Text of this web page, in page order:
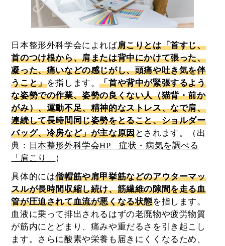
日本整形外科学会によれば肩こりとは「首すじ、
首のつけ根から、肩または背中にかけて張った、
凝った、痛いなどの感じがし、頭痛や吐き気を伴
うこと」を指します。「首や背中が緊張するよう
な姿勢での作業、姿勢の良くない人（猫背・前か
がみ）、運動不足、精神的なストレス、なで肩、
連続して長時間同じ姿勢をとること、ショルダー
バッグ、冷房など」が主な原因とされます。（出
典：
日本整形外科学会HP 症状・病気を調べる
「肩こり」 ）
具体的には僧帽筋や肩甲挙筋などのアウターマッ
スルが長時間収縮し続け、筋繊維の隙間を走る血
管が圧迫されて血流が悪くなる状態を指します。
血液に乗って排出されるはずの老廃物や疲労物質
が筋内にとどまり、痛みや重だるさを引き起こし
ます。さらに酸素や栄養も届きにくくなるため、